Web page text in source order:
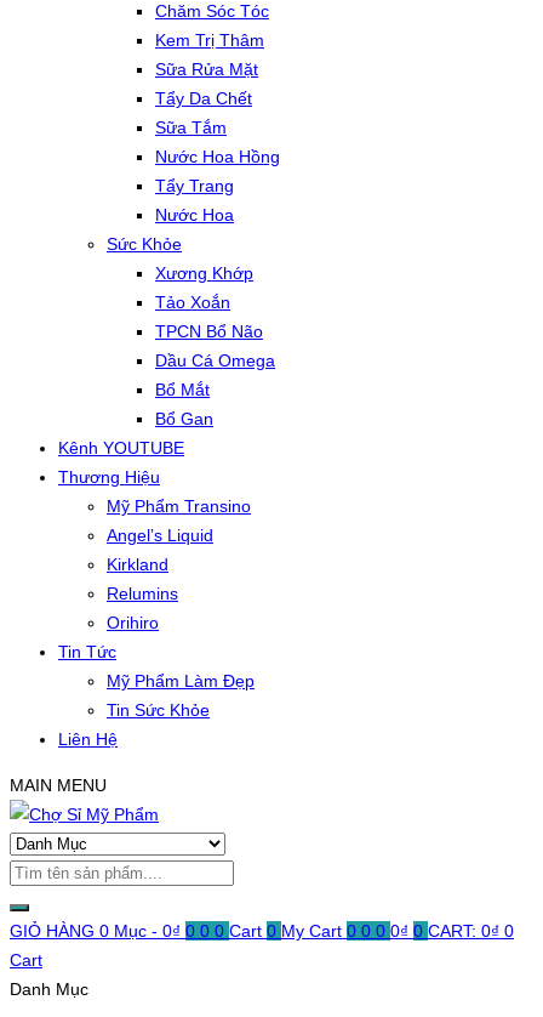
Chăm Sóc Tóc
Kem Trị Thâm
Sữa Rửa Mặt
Tẩy Da Chết
Sữa Tắm
Nước Hoa Hồng
Tẩy Trang
Nước Hoa
Sức Khỏe
Xương Khớp
Tảo Xoắn
TPCN Bổ Não
Dầu Cá Omega
Bổ Mắt
Bổ Gan
Kênh YOUTUBE
Thương Hiệu
Mỹ Phẩm Transino
Angel’s Liquid
Kirkland
Relumins
Orihiro
Tin Tức
Mỹ Phẩm Làm Đẹp
Tin Sức Khỏe
Liên Hệ
MAIN MENU
GIỎ HÀNG 0 Mục - 0₫ 0 0 0 Cart 0 My Cart 0 0 0 0₫ 0 CART: 0₫ 0
Cart
Danh Mục